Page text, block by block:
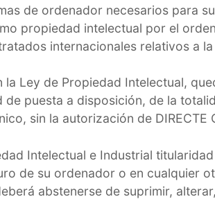
de ordenador necesarios para
propiedad intelectual por el
internacionales relativos a
Ley de Propiedad Intelectual,
puesta a disposición, de la
sin la autorización de DIRECTE
Intelectual e Industrial
de su ordenador o en cualquier
abstenerse de suprimir,